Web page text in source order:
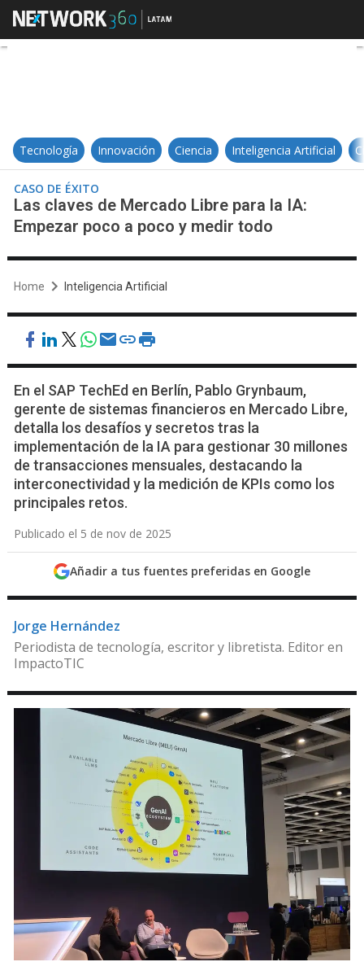
Las claves de Mercado Libre
Tecnología Innovación Ciencia Inteligencia Artificial
CASO DE ÉXITO
Las claves de Mercado Libre para la IA:
Empezar poco a poco y medir todo
Home Inteligencia Artificial
En el SAP TechEd en Berlín, Pablo Grynbaum,
gerente de sistemas financieros en Mercado Libre,
detalla los desafíos y secretos tras la
implementación de la IA para gestionar 30 millones
de transacciones mensuales, destacando la
interconectividad y la medición de KPIs como los
principales retos.
Publicado el 5 de nov de 2025
Añadir a tus fuentes preferidas en Google
Jorge Hernández
Periodista de tecnología, escritor y libretista. Editor en
ImpactoTIC